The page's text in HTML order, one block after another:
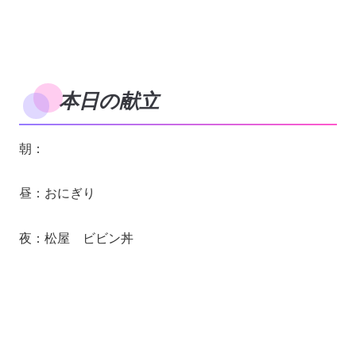
本日の献立
朝：
昼：おにぎり
夜：松屋 ビビン丼